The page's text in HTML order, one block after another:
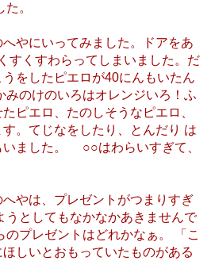
。
やにいってみました。ドアをあ
すくすわらってしまいました。だ
をしたピエロが40にんもいたん
のけのいろはオレンジいろ！ふ
ピエロ、たのしそうなピエロ、
。てじなをしたり、とんだり は
いました。 ○○はわらいすぎて、
やは、プレゼントがつまりすぎ
としてもなかなかあきませんで
プレゼントはどれかなぁ。 「こ
しいとおもっていたものがある